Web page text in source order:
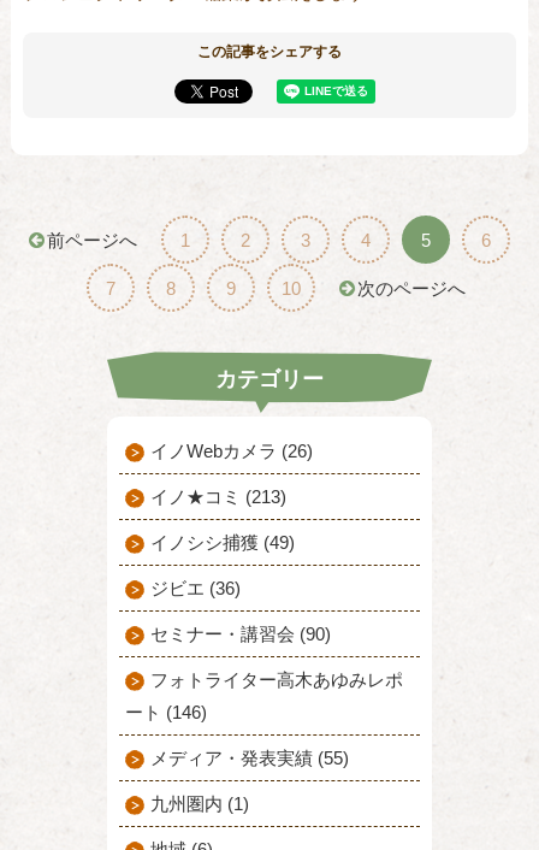
この記事をシェアする
前ページへ 1 2 3 4 5 6
7 8 9 10 次のページへ
カテゴリー
イノWebカメラ (26)
イノ★コミ (213)
イノシシ捕獲 (49)
ジビエ (36)
セミナー・講習会 (90)
フォトライター高木あゆみレポ
ート (146)
メディア・発表実績 (55)
九州圏内 (1)